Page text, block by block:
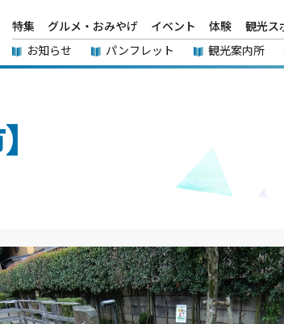
特集 グルメ・おみやげ イベント 体験 観光ス
お知らせ
パンフレット 観光案内所